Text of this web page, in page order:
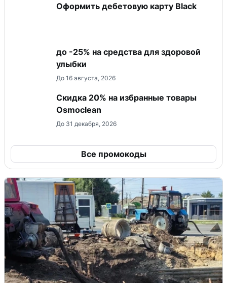
Оформить дебетовую карту Black
до -25% на средства для здоровой
улыбки
До 16 августа, 2026
Скидка 20% на избранные товары
Osmoclean
До 31 декабря, 2026
Все промокоды